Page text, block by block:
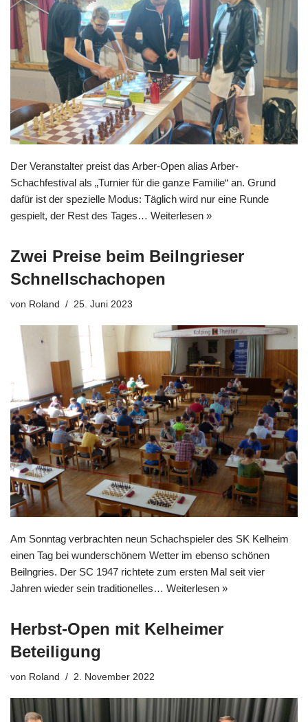
Der Veranstalter preist das Arber-Open alias Arber-
Schachfestival als „Turnier für die ganze Familie“ an. Grund
dafür ist der spezielle Modus: Täglich wird nur eine Runde
gespielt, der Rest des Tages… Weiterlesen »
Zwei Preise beim Beilngrieser
Schnellschachopen
von Roland 25. Juni 2023
Am Sonntag verbrachten neun Schachspieler des SK Kelheim
einen Tag bei wunderschönem Wetter im ebenso schönen
Beilngries. Der SC 1947 richtete zum ersten Mal seit vier
Jahren wieder sein traditionelles… Weiterlesen »
Herbst-Open mit Kelheimer
Beteiligung
von Roland 2. November 2022